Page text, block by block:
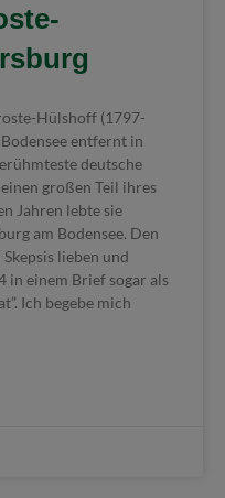
Hülshoff (1797-
entfernt in
deutsche
großen Teil ihres
Jahren lebte sie
am Bodensee. Den
lieben und
in einem Brief sogar als
Ich begebe mich